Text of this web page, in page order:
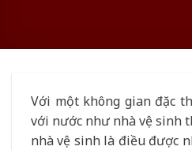
Với một không gian đặc
với nước như nhà vệ sinh
nhà vệ sinh là điều được